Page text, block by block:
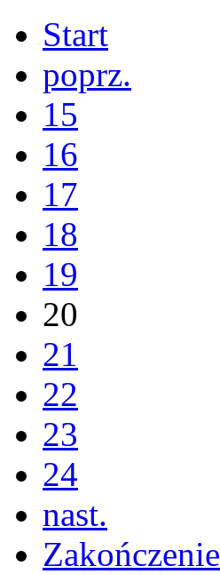
Start
poprz.
15
16
17
18
19
20
21
22
23
24
nast.
Zakończenie